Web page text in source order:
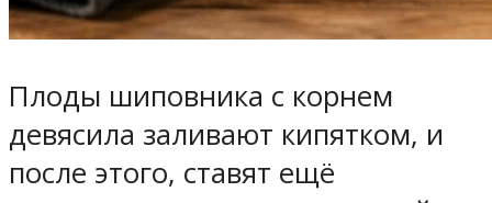
Плоды шиповника с корнем
девясила заливают кипятком, и
после этого, ставят ещё